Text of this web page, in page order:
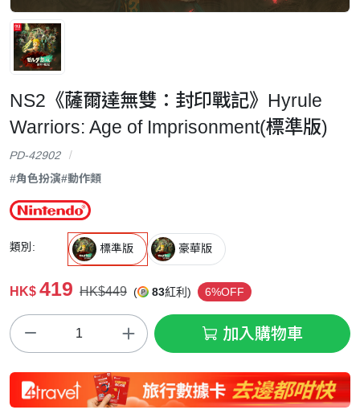
NS2《薩爾達無雙：封印戰記》Hyrule
Warriors: Age of Imprisonment(標準版)
PD-42902
#角色扮演#動作類
類別: 標準版 豪華版
HK$ 419 HK$449 ( 83紅利) 6%OFF
加入購物車